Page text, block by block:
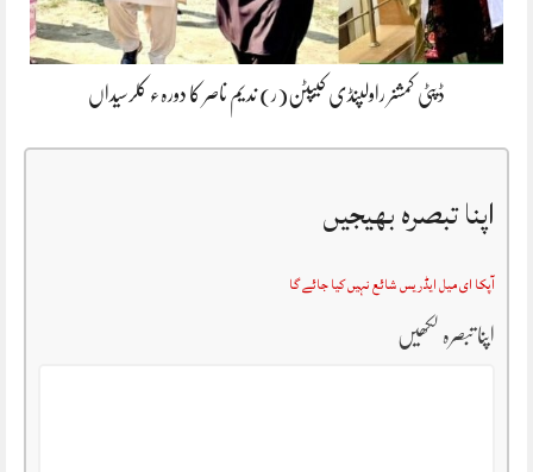
ڈپٹی کمشنر راولپنڈی کیپٹن(ر) ندیم ناصر کا دورہء کلرسیداں
اپنا تبصرہ بھیجیں
آپکا ای میل ایڈریس شائع نہیں کیا جائے گا
اپنا تبصرہ لکھیں